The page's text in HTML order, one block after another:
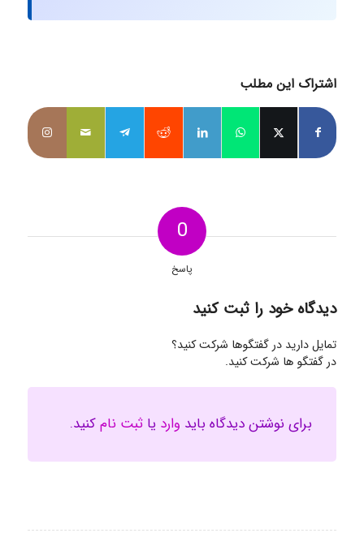
اشتراک این مطلب
0
پاسخ
دیدگاه خود را ثبت کنید
تمایل دارید در گفتگوها شرکت کنید؟
در گفتگو ها شرکت کنید.
برای نوشتن دیدگاه باید وارد یا ثبت نامکنید.